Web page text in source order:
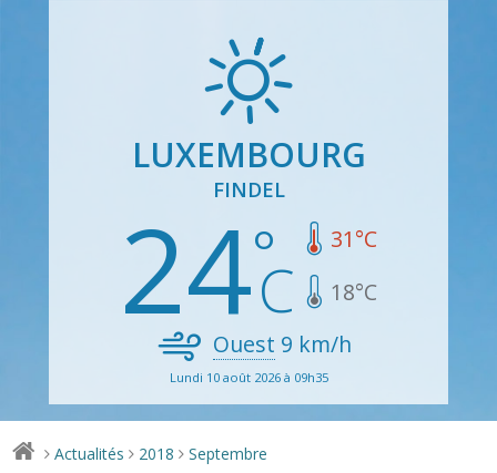
LUXEMBOURG
FINDEL
24 31°C
18°C
Ouest 9 km/h
Lundi 10 août 2026 à 09h35
> Actualités > 2018 > Septembre